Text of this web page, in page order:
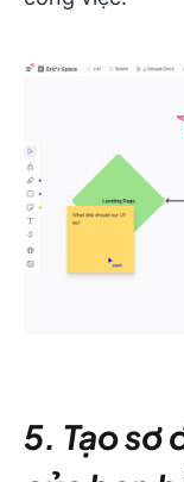
5. Tạo sơ